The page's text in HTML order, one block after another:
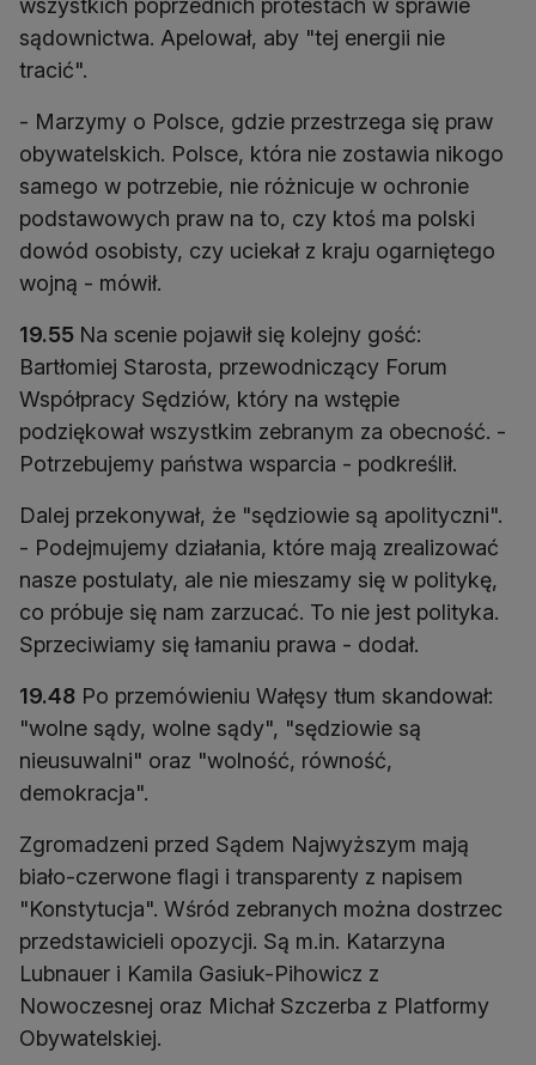
wszystkich poprzednich protestach w sprawie
sądownictwa. Apelował, aby "tej energii nie
tracić".
- Marzymy o Polsce, gdzie przestrzega się praw
obywatelskich. Polsce, która nie zostawia nikogo
samego w potrzebie, nie różnicuje w ochronie
podstawowych praw na to, czy ktoś ma polski
dowód osobisty, czy uciekał z kraju ogarniętego
wojną - mówił.
19.55 Na scenie pojawił się kolejny gość:
Bartłomiej Starosta, przewodniczący Forum
Współpracy Sędziów, który na wstępie
podziękował wszystkim zebranym za obecność. -
Potrzebujemy państwa wsparcia - podkreślił.
Dalej przekonywał, że "sędziowie są apolityczni".
- Podejmujemy działania, które mają zrealizować
nasze postulaty, ale nie mieszamy się w politykę,
co próbuje się nam zarzucać. To nie jest polityka.
Sprzeciwiamy się łamaniu prawa - dodał.
19.48 Po przemówieniu Wałęsy tłum skandował:
"wolne sądy, wolne sądy", "sędziowie są
nieusuwalni" oraz "wolność, równość,
demokracja".
Zgromadzeni przed Sądem Najwyższym mają
biało-czerwone flagi i transparenty z napisem
"Konstytucja". Wśród zebranych można dostrzec
przedstawicieli opozycji. Są m.in. Katarzyna
Lubnauer i Kamila Gasiuk-Pihowicz z
Nowoczesnej oraz Michał Szczerba z Platformy
Obywatelskiej.